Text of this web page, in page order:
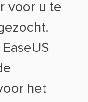
voor u te
het